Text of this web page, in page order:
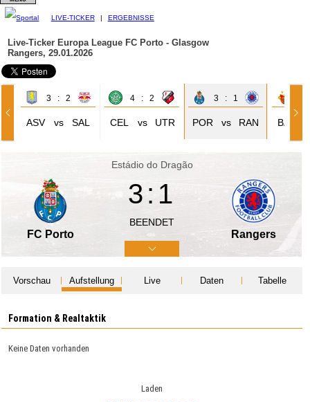
LIVE-TICKER | ERGEBNISSE
Live-Ticker Europa League FC Porto - Glasgow
Rangers, 29.01.2026
3 : 2
ASV vs SAL
4 : 2
CEL vs UTR
3 : 1
POR vs RAN BAS
Estádio do Dragão
FC Porto
3:1
BEENDET
Rangers
Vorschau Aufstellung Live Daten Tabelle
Formation & Realtaktik
Keine Daten vorhanden
Laden